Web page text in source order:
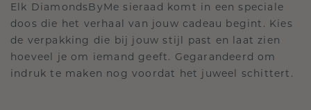
Elk DiamondsByMe sieraad komt in een speciale
doos die het verhaal van jouw cadeau begint. Kies
de verpakking die bij jouw stijl past en laat zien
hoeveel je om iemand geeft. Gegarandeerd om
indruk te maken nog voordat het juweel schittert.